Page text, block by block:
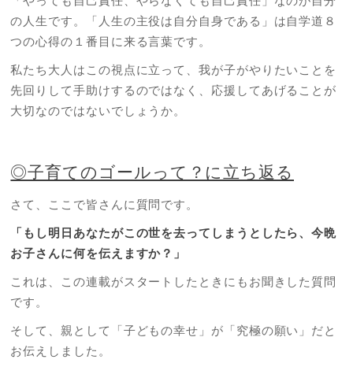
の人生です。「人生の主役は自分自身である」は自学道８
つの心得の１番目に来る言葉です。
私たち大人はこの視点に立って、我が子がやりたいことを
先回りして手助けするのではなく、応援してあげることが
大切なのではないでしょうか。
◎子育てのゴールって？に立ち返る
さて、ここで皆さんに質問です。
「もし明日あなたがこの世を去ってしまうとしたら、今晩
お子さんに何を伝えますか？」
これは、この連載がスタートしたときにもお聞きした質問
です。
そして、親として「子どもの幸せ」が「究極の願い」だと
お伝えしました。